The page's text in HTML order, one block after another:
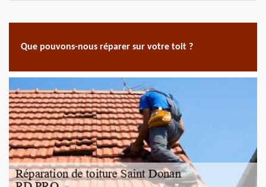
Que pouvons-nous réparer sur votre toit ?